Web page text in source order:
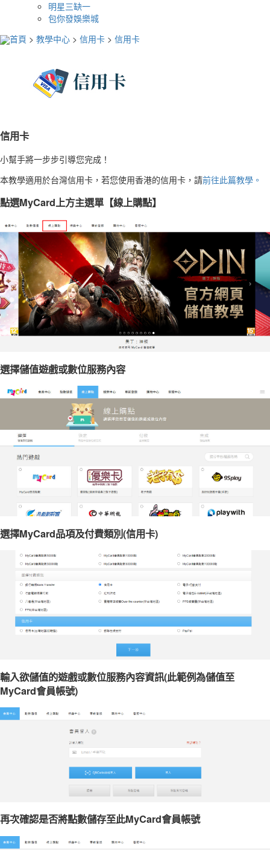
明星三缺一
包你發娛樂城
首頁 > 教學中心 > 信用卡 > 信用卡
信用卡
小幫手將一步步引導您完成！
本教學適用於台灣信用卡，若您使用香港的信用卡，請前往此篇教學。
點選MyCard上方主選單【線上購點】
選擇儲值遊戲或數位服務內容
選擇MyCard品項及付費類別(信用卡)
輸入欲儲值的遊戲或數位服務內容資訊(此範例為儲值至
MyCard會員帳號)
再次確認是否將點數儲存至此MyCard會員帳號